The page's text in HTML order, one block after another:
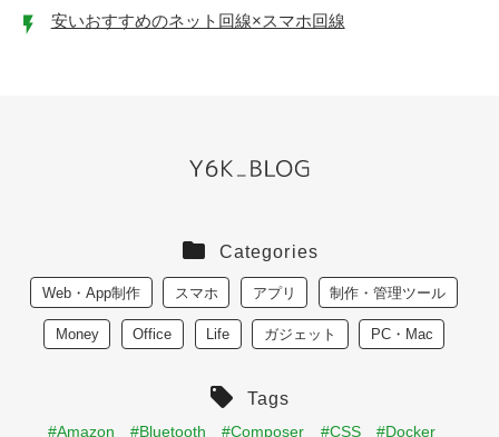
安いおすすめのネット回線×スマホ回線
Categories
Web・App制作 スマホ アプリ 制作・管理ツール
Money Office Life ガジェット PC・Mac
Tags
#Amazon #Bluetooth #Composer #CSS
#Docker